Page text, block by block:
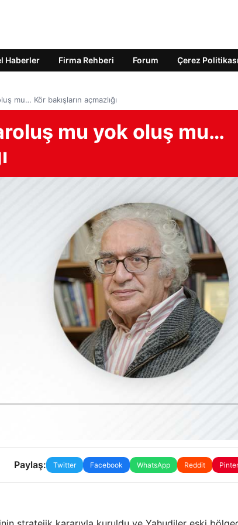
Haberler Firma Rehberi Forum Çerez Politikası
mu… Kör bakışların açmazlığı
mu yok oluş mu…
Paylaş: Twitter Facebook WhatsApp Reddit